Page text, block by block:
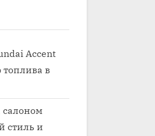
Accent
в
салоном
стиль и